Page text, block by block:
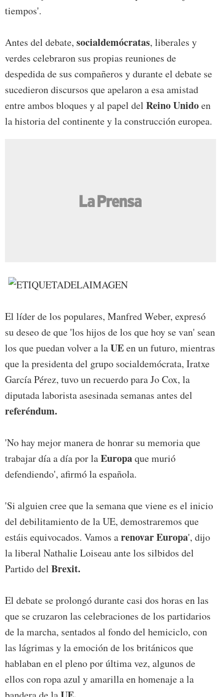
tiempos'.
Antes del debate, socialdemócratas, liberales y
verdes celebraron sus propias reuniones de
despedida de sus compañeros y durante el debate se
sucedieron discursos que apelaron a esa amistad
entre ambos bloques y al papel del Reino Unidoen
la historia del continente y la construcción europea.
El líder de los populares, Manfred Weber, expresó
su deseo de que 'los hijos de los que hoy se van' sean
los que puedan volver a laUEen un futuro, mientras
que la presidenta del grupo socialdemócrata, Iratxe
García Pérez, tuvo un recuerdo para Jo Cox, la
diputada laborista asesinada semanas antes del
referéndum.
'No hay mejor manera de honrar su memoria que
trabajar día a día por laEuropaque murió
defendiendo', afirmó la española.
'Si alguien cree que la semana que viene es el inicio
del debilitamiento de la UE, demostraremos que
estáis equivocados. Vamos arenovar Europa', dijo
la liberal Nathalie Loiseau ante los silbidos del
Partido del Brexit.
El debate se prolongó durante casi dos horas en las
que se cruzaron las celebraciones de los partidarios
de la marcha, sentados al fondo del hemiciclo, con
las lágrimas y la emoción de los británicos que
hablaban en el pleno por última vez, algunos de
ellos con ropa azul y amarilla en homenaje a la